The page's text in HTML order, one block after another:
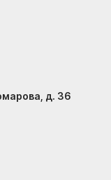
д. 36